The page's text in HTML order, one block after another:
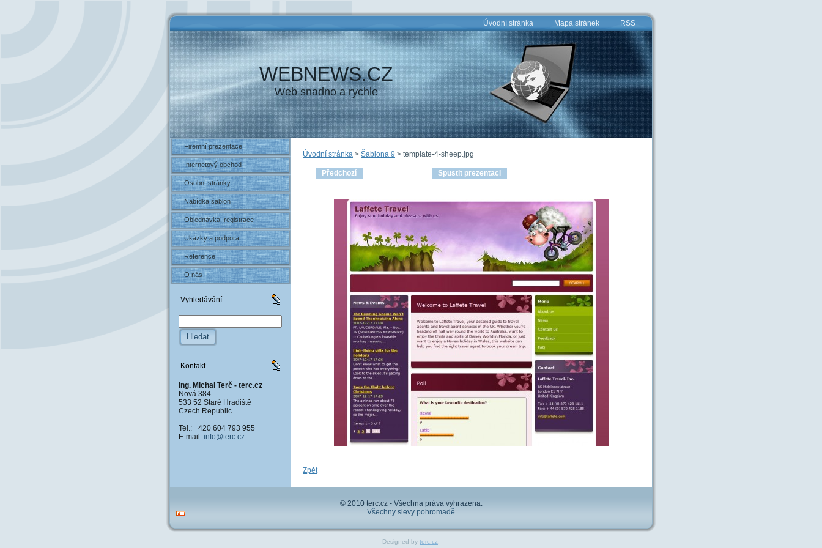
Úvodní stránka Mapa stránek RSS
WEBNEWS.CZ
Web snadno a rychle
Firemní prezentace
Internetový obchod
Osobní stránky
Nabídka šablon
Objednávka, registrace
Ukázky a podpora
Reference
O nás
Vyhledávání
Kontakt
Ing. Michal Terč - terc.cz
Nová 384
533 52 Staré Hradiště
Czech Republic
Tel.: +420 604 793 955
E-mail: info@terc.cz
Úvodní stránka > Šablona 9 > template-4-sheep.jpg
Předchozí Spustit prezentaci
Zpět
© 2010 terc.cz - Všechna práva vyhrazena.
Všechny slevy pohromadě
Designed by terc.cz